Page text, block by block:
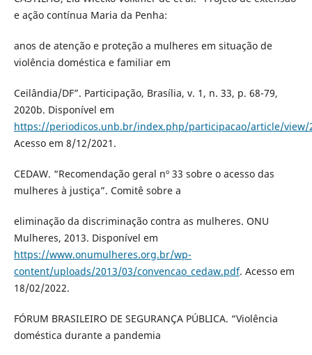
e ação contínua Maria da Penha:
anos de atenção e proteção a mulheres em situação de
violência doméstica e familiar em
Ceilândia/DF”. Participação, Brasília, v. 1, n. 33, p. 68-79,
2020b. Disponível em
https://periodicos.unb.br/index.php/participacao/article/view/
Acesso em 8/12/2021.
CEDAW. “Recomendação geral nº 33 sobre o acesso das
mulheres à justiça”. Comitê sobre a
eliminação da discriminação contra as mulheres. ONU
Mulheres, 2013. Disponível em
https://www.onumulheres.org.br/wp-
content/uploads/2013/03/convencao_cedaw.pdf. Acesso em
18/02/2022.
FÓRUM BRASILEIRO DE SEGURANÇA PÚBLICA. “Violência
doméstica durante a pandemia